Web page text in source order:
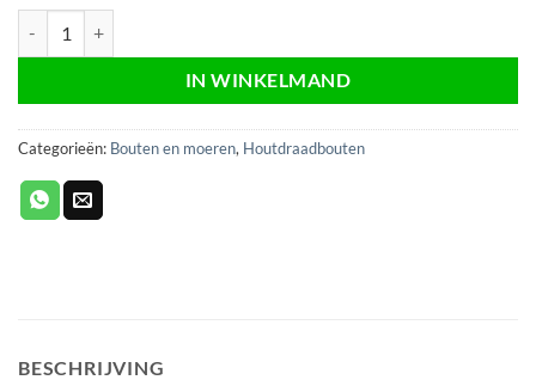
IN WINKELMAND
Categorieën: Bouten en moeren, Houtdraadbouten
BESCHRIJVING